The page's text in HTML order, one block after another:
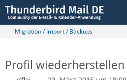
Migration / Import / Backups
Profil wiederherstellen